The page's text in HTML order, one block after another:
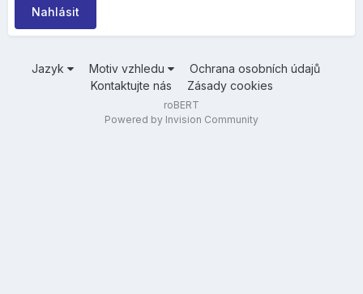
Nahlásit
Jazyk Motiv vzhledu
Ochrana osobních údajů
Kontaktujte nás
Zásady cookies
roBERT
Powered by Invision Community